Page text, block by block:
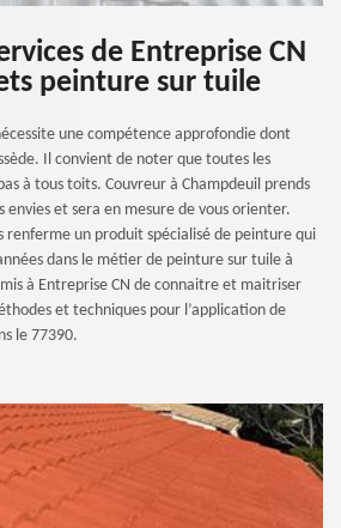
de Entreprise CN
peinture sur tuile
une compétence approfondie dont
Il convient de noter que toutes les
à tous toits. Couvreur à Champdeuil prends
envies et sera en mesure de vous orienter.
renferme un produit spécialisé de peinture qui
dans le métier de peinture sur tuile à
à Entreprise CN de connaitre et maitriser
et techniques pour l’application de
le 77390.